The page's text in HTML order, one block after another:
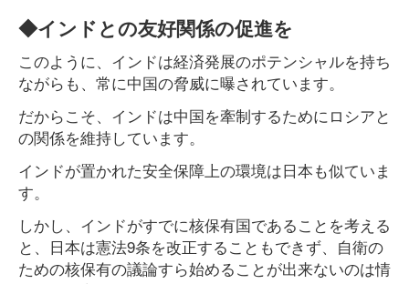
◆インドとの友好関係の促進を
このように、インドは経済発展のポテンシャルを持ち
ながらも、常に中国の脅威に曝されています。
だからこそ、インドは中国を牽制するためにロシアと
の関係を維持しています。
インドが置かれた安全保障上の環境は日本も似ていま
す。
しかし、インドがすでに核保有国であることを考える
と、日本は憲法9条を改正することもできず、自衛の
ための核保有の議論すら始めることが出来ないのは情